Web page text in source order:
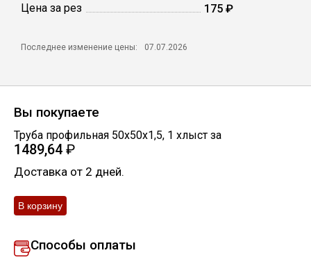
Скобо-гибочные изделия
Остальное
Цена за рез 175 ₽
Последнее изменение цены: 07.07.2026
Вы покупаете
Труба профильная 50х50х1,5, 1 хлыст за
1489,64 ₽
Доставка от 2 дней.
Способы оплаты